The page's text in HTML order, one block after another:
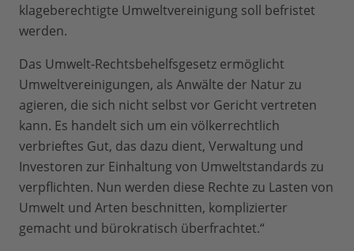
klageberechtigte Umweltvereinigung soll befristet
werden.
Das Umwelt-Rechtsbehelfsgesetz ermöglicht
Umweltvereinigungen, als Anwälte der Natur zu
agieren, die sich nicht selbst vor Gericht vertreten
kann. Es handelt sich um ein völkerrechtlich
verbrieftes Gut, das dazu dient, Verwaltung und
Investoren zur Einhaltung von Umweltstandards zu
verpflichten. Nun werden diese Rechte zu Lasten von
Umwelt und Arten beschnitten, komplizierter
gemacht und bürokratisch überfrachtet.“